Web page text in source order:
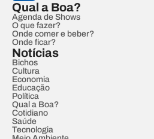
Qual a Boa?
Agenda de Shows
O que fazer?
Onde comer e beber?
Onde ficar?
Notícias
Bichos
Cultura
Economia
Educação
Política
Qual a Boa?
Cotidiano
Saúde
Tecnologia